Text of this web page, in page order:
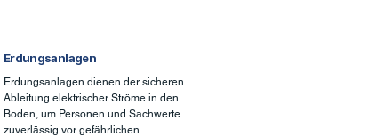
Erdungsanlagen
Erdungsanlagen dienen der sicheren
Ableitung elektrischer Ströme in den
Boden, um Personen und Sachwerte
zuverlässig vor gefährlichen